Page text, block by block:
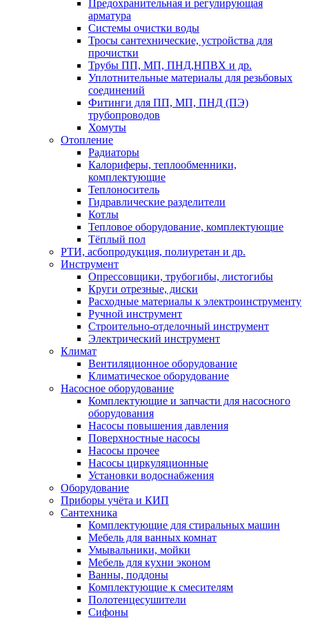
Предохранительная и регулирующая
арматура
Системы очистки воды
Тросы сантехнические, устройства для
прочистки
Трубы ПП, МП, ПНД,НПВХ и др.
Уплотнительные материалы для резьбовых
соединений
Фитинги для ПП, МП, ПНД (ПЭ)
трубопроводов
Хомуты
Отопление
Радиаторы
Калориферы, теплообменники,
комплектующие
Теплоноситель
Гидравлические разделители
Котлы
Тепловое оборудование, комплектующие
Тёплый пол
РТИ, асбопродукция, полиуретан и др.
Инструмент
Опрессовщики, трубогибы, листогибы
Круги отрезные, диски
Расходные материалы к электроинструменту
Ручной инструмент
Строительно-отделочный инструмент
Электрический инструмент
Климат
Вентиляционное оборудование
Климатическое оборудование
Насосное оборудование
Комплектующие и запчасти для насосного
оборудования
Насосы повышения давления
Поверхностные насосы
Насосы прочее
Насосы циркуляционные
Установки водоснабжения
Оборудование
Приборы учёта и КИП
Сантехника
Комплектующие для стиральных машин
Мебель для ванных комнат
Умывальники, мойки
Мебель для кухни эконом
Ванны, поддоны
Комплектующие к смесителям
Полотенцесушители
Сифоны